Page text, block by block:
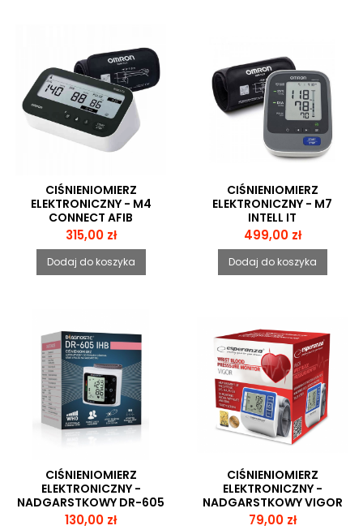
CIŚNIENIOMIERZ
ELEKTRONICZNY - M4
CONNECT AFIB
Cena
315,00 zł
Dodaj do koszyka
CIŚNIENIOMIERZ
ELEKTRONICZNY - M7
INTELL IT
Cena
499,00 zł
Dodaj do koszyka
CIŚNIENIOMIERZ
ELEKTRONICZNY -
NADGARSTKOWY DR-605
IHB
Cena
130,00 zł
CIŚNIENIOMIERZ
ELEKTRONICZNY -
NADGARSTKOWY VIGOR
Cena
79,00 zł